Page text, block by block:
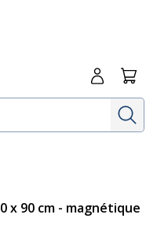
Me
x 90 cm - magnétique